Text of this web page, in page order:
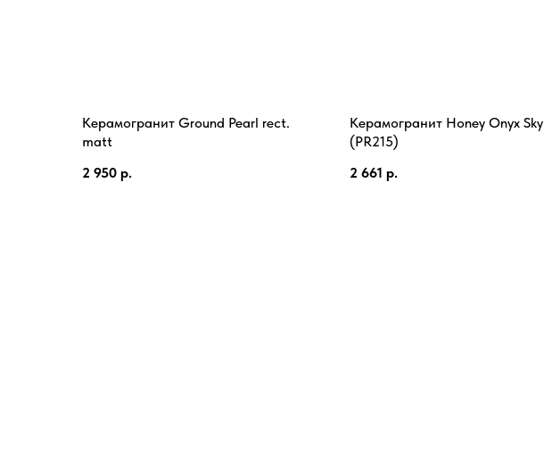
Керамогранит Ground Pearl rect.
matt
2 950 р.
Керамогранит Honey Onyx Sky
(PR215)
2 661 р.